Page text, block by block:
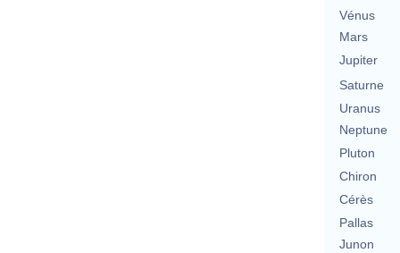
Vénus
Mars
Jupiter
Saturne
Uranus
Neptune
Pluton
Chiron
Cérès
Pallas
Junon